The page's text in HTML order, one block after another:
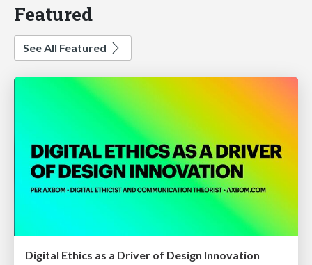
Featured
See All Featured
Digital Ethics as a Driver of Design Innovation